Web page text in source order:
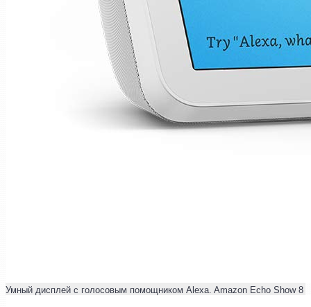
Умный дисплей с голосовым помощником Alexa. Amazon Echo Show 8